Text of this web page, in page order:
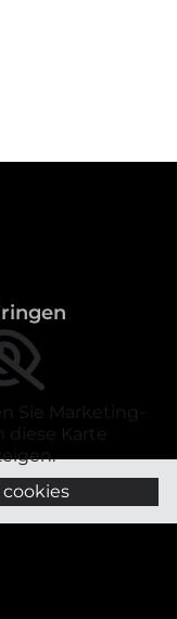
Sie Marketing-
diese Karte